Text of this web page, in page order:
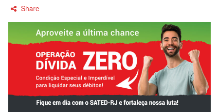
Share